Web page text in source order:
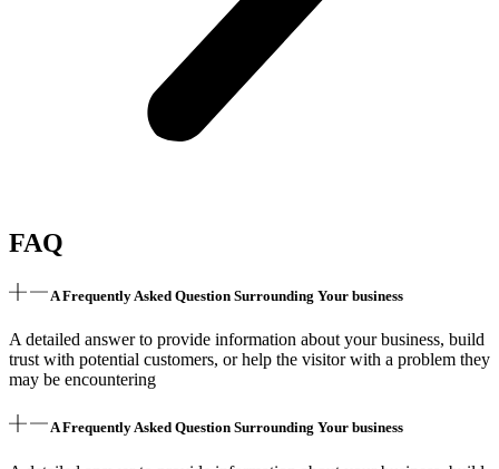
FAQ
A Frequently Asked Question Surrounding Your business
A detailed answer to provide information about your business, build
trust with potential customers, or help the visitor with a problem they
may be encountering
A Frequently Asked Question Surrounding Your business